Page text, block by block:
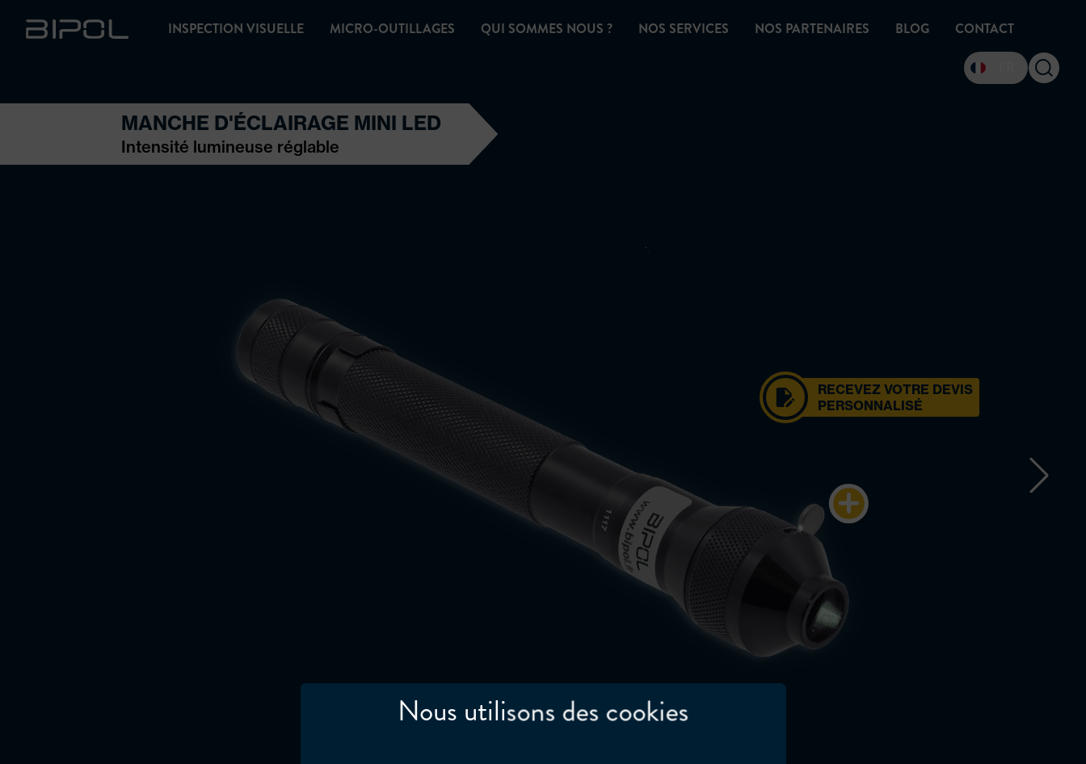
Nous utilisons des cookies
INSPECTION VISUELLE MICRO-OUTILLAGES QUI SOMMES NOUS ? NOS SERVICES NOS PARTENAIRES BLOG CONTACT
MANCHE D'ÉCLAIRAGE MINI LED
Intensité lumineuse réglable
RECEVEZ VOTRE DEVIS
PERSONNALISÉ